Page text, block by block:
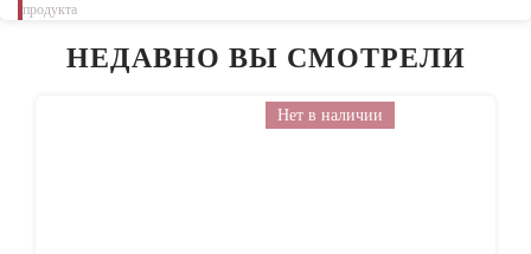
продукта
НЕДАВНО ВЫ СМОТРЕЛИ
Нет в наличии